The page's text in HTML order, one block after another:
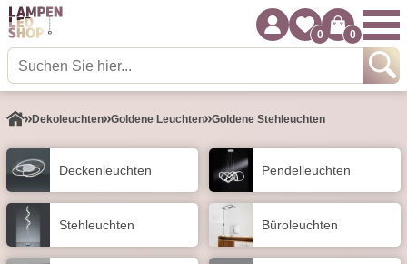
0 0
Dekoleuchten Goldene Leuchten Goldene Stehleuchten
Decken­leuchten Pendel­leuchten
Stehleuchten Büroleuchten